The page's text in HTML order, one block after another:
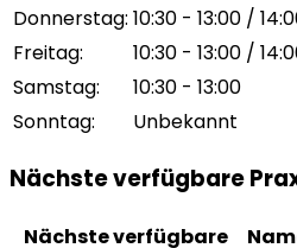
Donnerstag: 10:30 - 13:00 /
Freitag:
10:30 - 13:00 /
Samstag:
10:30 - 13:00
Sonntag: Unbekannt
Nächste verfügbare
Nächste verfügbare